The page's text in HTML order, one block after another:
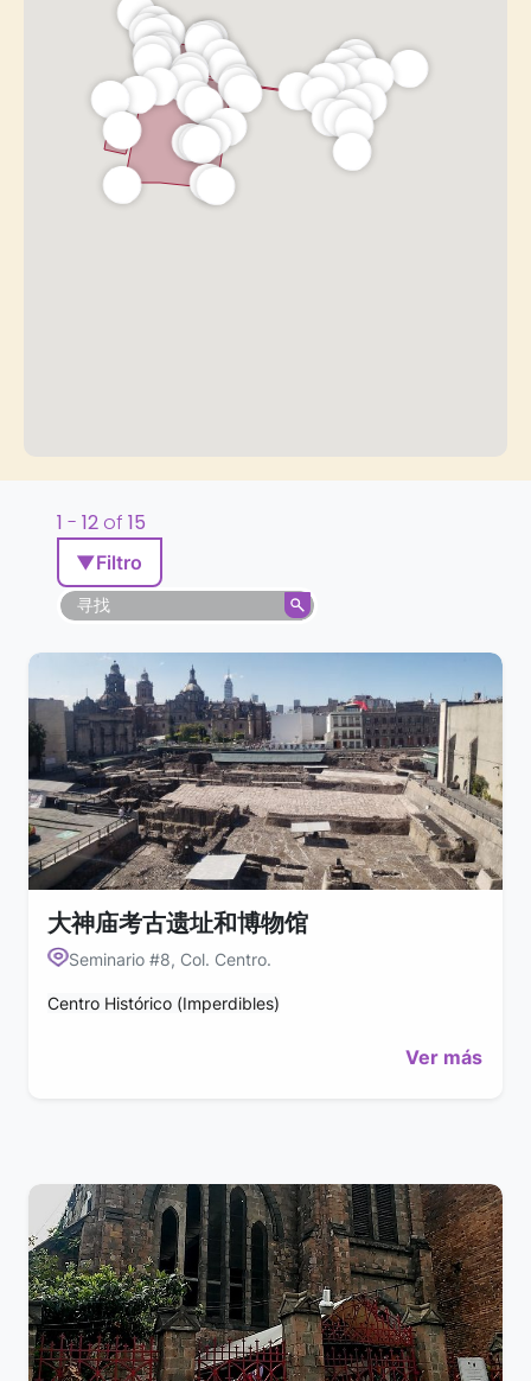
1 - 12 of 15
▼Filtro
大神庙考古遗址和博物馆
Seminario #8, Col. Centro.
Centro Histórico (Imperdibles)
Ver más